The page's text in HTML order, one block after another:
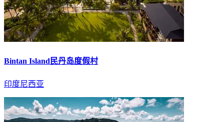
Bintan Island民丹岛度假村
印度尼西亚